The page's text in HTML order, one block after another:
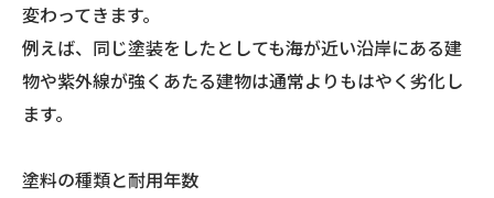
変わってきます。
例えば、同じ塗装をしたとしても海が近い沿岸にある建
物や紫外線が強くあたる建物は通常よりもはやく劣化し
ます。
塗料の種類と耐用年数